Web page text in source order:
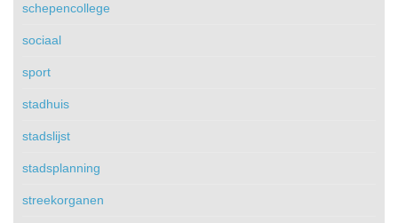
schepencollege
sociaal
sport
stadhuis
stadslijst
stadsplanning
streekorganen